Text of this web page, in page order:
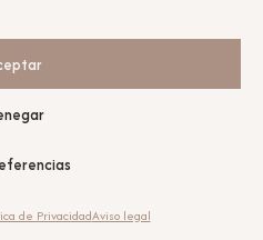
de PrivacidadAviso legal
sociales